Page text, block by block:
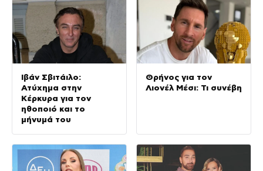
Ιβάν Σβιτάιλο:
Ατύχημα στην
Κέρκυρα για τον
ηθοποιό και το
μήνυμά του
Θρήνος για τον
Λιονέλ Μέσι: Τι συνέβη